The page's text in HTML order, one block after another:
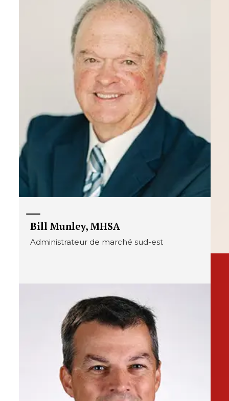
Bill Munley, MHSA
Administrateur de marché sud-est